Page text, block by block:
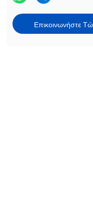
Επικοινωνήστε